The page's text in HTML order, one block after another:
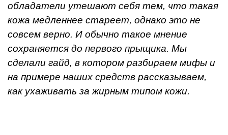
обладатели утешают себя тем, что такая
кожа медленнее стареет, однако это не
совсем верно. И обычно такое мнение
сохраняется до первого прыщика. Мы
сделали гайд, в котором разбираем мифы и
на примере наших средств рассказываем,
как ухаживать за жирным типом кожи.